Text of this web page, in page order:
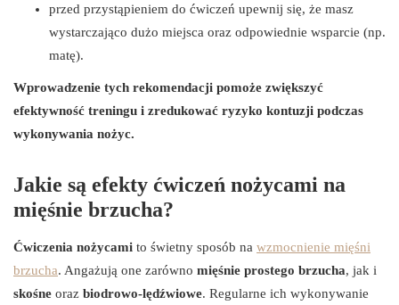
przed przystąpieniem do ćwiczeń upewnij się, że masz
wystarczająco dużo miejsca oraz odpowiednie wsparcie (np.
matę).
Wprowadzenie tych rekomendacji pomoże zwiększyć
efektywność treningu i zredukować ryzyko kontuzji podczas
wykonywania nożyc.
Jakie są efekty ćwiczeń nożycami na
mięśnie brzucha?
Ćwiczenia nożycami to świetny sposób na wzmocnienie mięśni
brzucha. Angażują one zarówno mięśnie prostego brzucha, jak i
skośne oraz biodrowo-lędźwiowe. Regularne ich wykonywanie